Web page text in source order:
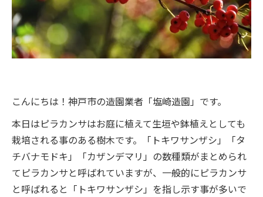
こんにちは！神戸市の造園業者「塩崎造園」です。
本日はピラカンサはお庭に植えて生垣や鉢植えとしても
栽培される事のある樹木です。「トキワサンザシ」「タ
チバナモドキ」「カザンデマリ」の数種類がまとめられ
てピラカンサと呼ばれていますが、一般的にピラカンサ
と呼ばれると「トキワサンザシ」を指し示す事が多いで